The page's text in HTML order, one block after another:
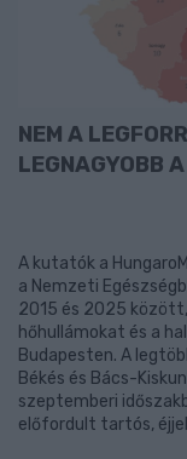
NEM A
LEGNAGYOBB
A kutatók a
a Nemzeti
2015 és 2025
hőhullámokat és a
Budapesten. A
Békés és Bács-
szeptemberi
előfordult tartós,